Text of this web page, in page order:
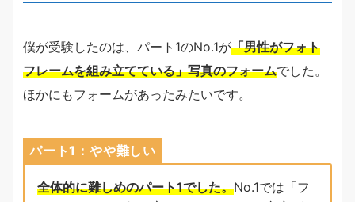
僕が受験したのは、パート1のNo.1が「男性がフォト
フレームを組み立てている」写真のフォームでした。
ほかにもフォームがあったみたいです。
パート1：やや難しい
全体的に難しめのパート1でした。No.1では「フ